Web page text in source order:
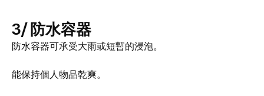
3/ 防水容器
防水容器可承受大雨或短暫的浸泡。
能保持個人物品乾爽。